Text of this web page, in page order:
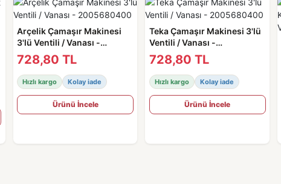
Arçelik Çamaşır Makinesi
3'lü Ventili / Vanası -
2005680400
728,80 TL
Hızlı kargo Kolay iade
Ürünü İncele
Teka Çamaşır Makinesi 3'lü
Ventili / Vanası -
2005680400
728,80 TL
Hızlı kargo Kolay iade
Ürünü İncele